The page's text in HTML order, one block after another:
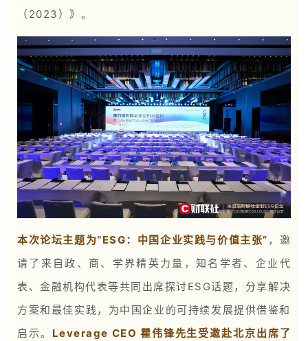
（2023）》。
本次论坛主题为“ESG：中国企业实践与价值主张” ，邀
请了来自政、商、学界精英力量，知名学者、企业代
表、金融机构代表等共同出席探讨ESG话题，分享解决
方案和最佳实践，为中国企业的可持续发展提供借鉴和
启示。 Leverage CEO 瞿伟锋先生受邀赴北京出席了